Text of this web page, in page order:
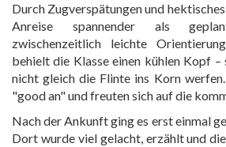
Durch Zugverspätungen und
Anreise spannender als
zwischenzeitlich leichte
behielt die Klasse einen kühlen Kopf
nicht gleich die Flinte ins Korn
"good an" und freuten sich auf die
Nach der Ankunft ging es erst einmal
Dort wurde viel gelacht, erzählt und